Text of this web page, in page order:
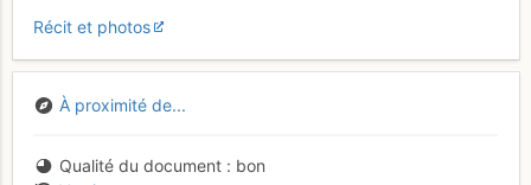
Récit et photos
À proximité de...
Qualité du document
bon